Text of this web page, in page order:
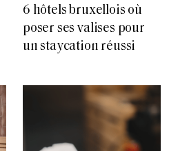
6 hôtels bruxellois où
poser ses valises pour
un staycation réussi